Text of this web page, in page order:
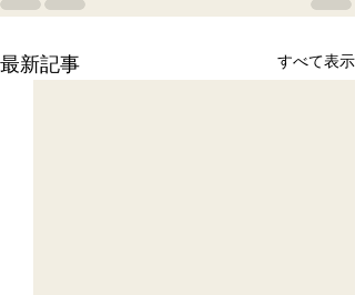
最新記事 すべて表示